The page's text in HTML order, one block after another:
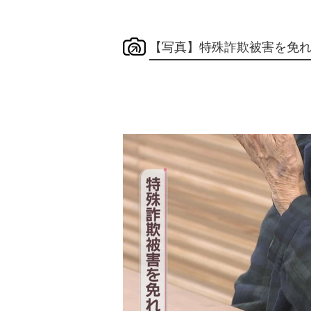
【写真】特殊詐欺被害を免